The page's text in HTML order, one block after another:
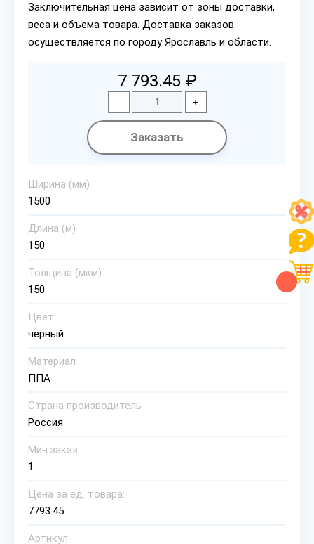
Заключительная цена зависит от зоны доставки,
веса и объема товара. Доставка заказов
осуществляется по городу Ярославль и области.
7 793.45 ₽
- +
Заказать
Ширина (мм)
1500
Длина (м)
150
Толщина (мкм)
150
Цвет
черный
Материал
ППА
Страна производитель
Россия
Мин.заказ
1
Цена за ед. товара:
7793.45
Артикул: